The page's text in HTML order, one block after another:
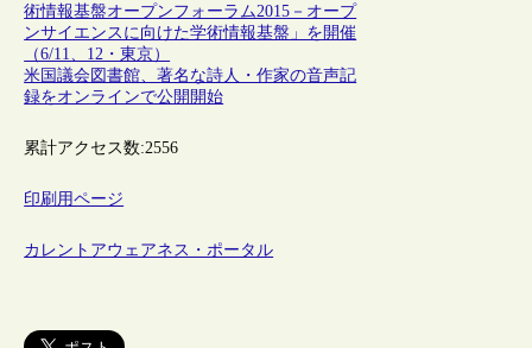
術情報基盤オープンフォーラム2015－オープ
ンサイエンスに向けた学術情報基盤」を開催
（6/11、12・東京）
米国議会図書館、著名な詩人・作家の音声記
録をオンラインで公開開始
累計アクセス数:2556
印刷用ページ
カレントアウェアネス・ポータル